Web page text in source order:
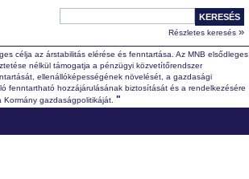
Részletes keresés »
célja az árstabilitás elérése és fenntartása. Az MNB elsődleges
nélkül támogatja a pénzügyi közvetítőrendszer
ellenállóképességének növelését, a gazdasági
fenntartható hozzájárulásának biztosítását és a rendelkezésére
Kormány gazdaságpolitikáját. "